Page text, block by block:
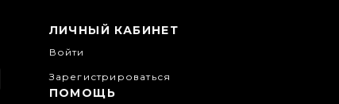
ЛИЧНЫЙ КАБИНЕТ
Войти
Зарегистрироваться
ПОМОЩЬ